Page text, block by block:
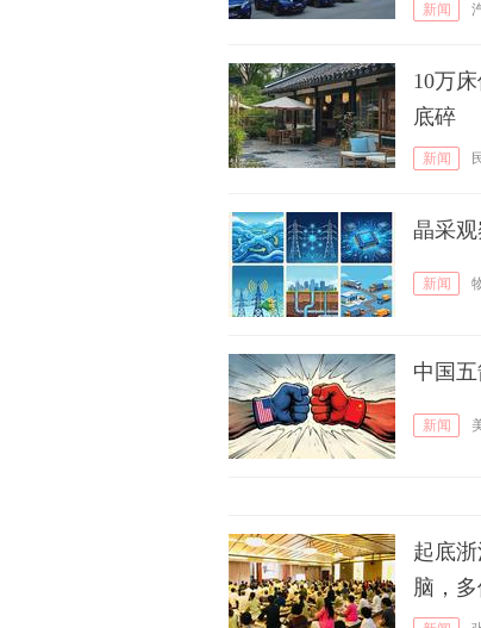
新闻
10万
底碎
新闻
晶采
新闻
中国
新闻
起底
脑，